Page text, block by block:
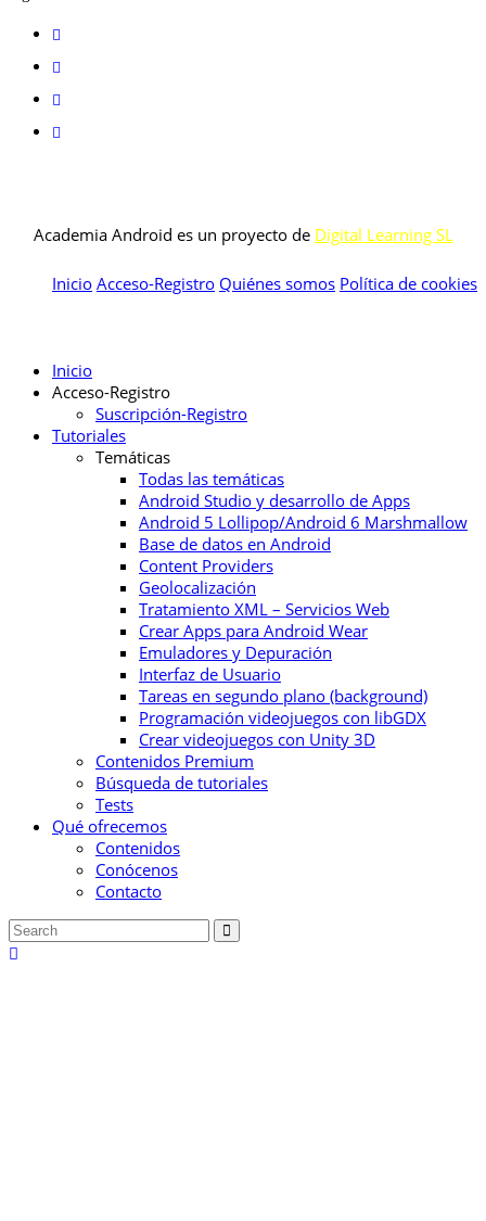
Academia Android es un proyecto de Digital Learning SL
Inicio Acceso-Registro Quiénes somos Política de cookies
Inicio
Acceso-Registro
Suscripción-Registro
Tutoriales
Temáticas
Todas las temáticas
Android Studio y desarrollo de Apps
Android 5 Lollipop/Android 6 Marshmallow
Base de datos en Android
Content Providers
Geolocalización
Tratamiento XML – Servicios Web
Crear Apps para Android Wear
Emuladores y Depuración
Interfaz de Usuario
Tareas en segundo plano (background)
Programación videojuegos con libGDX
Crear videojuegos con Unity 3D
Contenidos Premium
Búsqueda de tutoriales
Tests
Qué ofrecemos
Contenidos
Conócenos
Contacto